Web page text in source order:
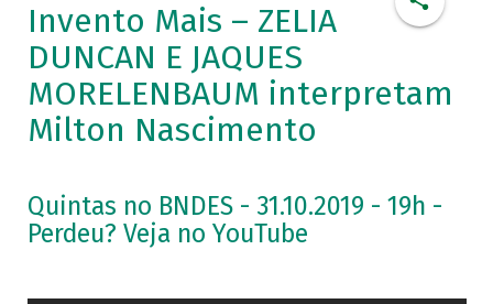
Invento Mais – ZELIA
DUNCAN E JAQUES
MORELENBAUM interpretam
Milton Nascimento
Quintas no BNDES - 31.10.2019 - 19h -
Perdeu? Veja no YouTube